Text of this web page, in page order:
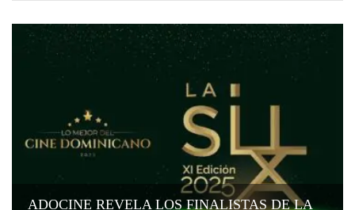
ADOCINE REVELA LOS FINALISTAS DE LA